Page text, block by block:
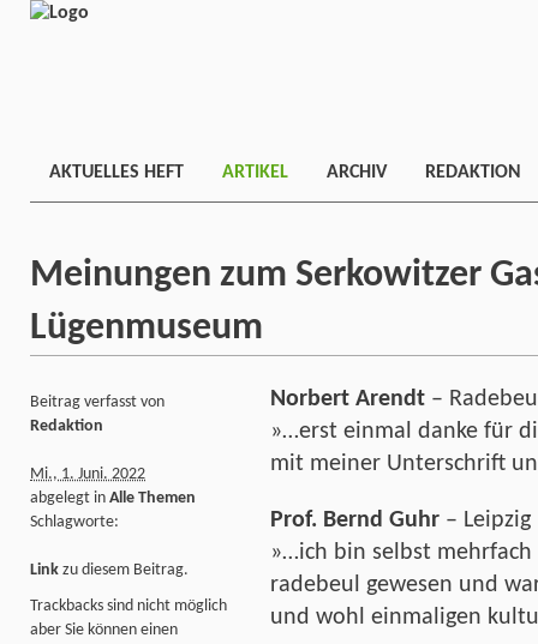
AKTUELLES HEFT ARTIKEL ARCHIV REDAKTION
Meinungen zum Serkowitzer
Lügenmuseum
Norbert Arendt –
»…erst einmal danke für
mit meiner Unterschrift
Prof. Bernd Guhr – Leipzig
»…ich bin selbst
radebeul gewesen und
und wohl einmaligen
Beitrag verfasst von
Redaktion
Mi., 1. Juni. 2022
abgelegt in Alle Themen
Schlagworte:
Link zu diesem Beitrag.
Trackbacks sind nicht möglich
aber Sie können einen